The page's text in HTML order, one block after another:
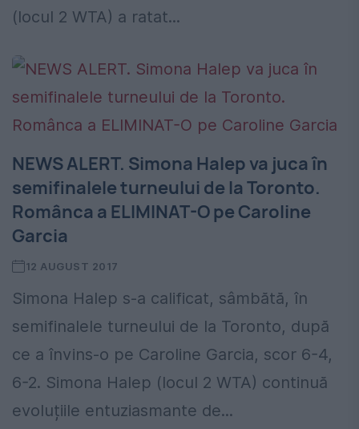
(locul 2 WTA) a ratat...
NEWS ALERT. Simona Halep va juca în
semifinalele turneului de la Toronto.
Românca a ELIMINAT-O pe Caroline
Garcia
12 AUGUST 2017
Simona Halep s-a calificat, sâmbătă, în
semifinalele turneului de la Toronto, după
ce a învins-o pe Caroline Garcia, scor 6-4,
6-2. Simona Halep (locul 2 WTA) continuă
evoluțiile entuziasmante de...